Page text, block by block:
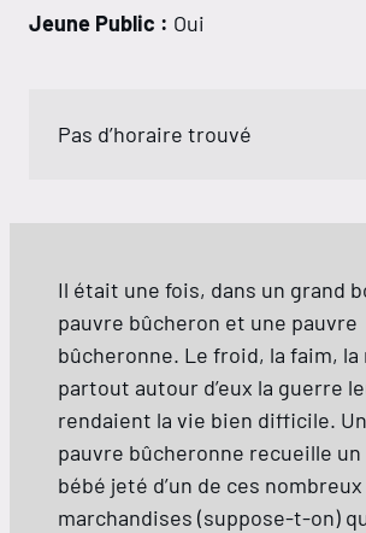
Jeune Public : Oui
Pas d’horaire trouvé
Il était une fois, dans un grand
pauvre bûcheron et une pauvre
bûcheronne. Le froid, la faim,
partout autour d’eux la guerre
rendaient la vie bien difficile.
pauvre bûcheronne recueille un
bébé jeté d’un de ces
marchandises (suppose-t-on)